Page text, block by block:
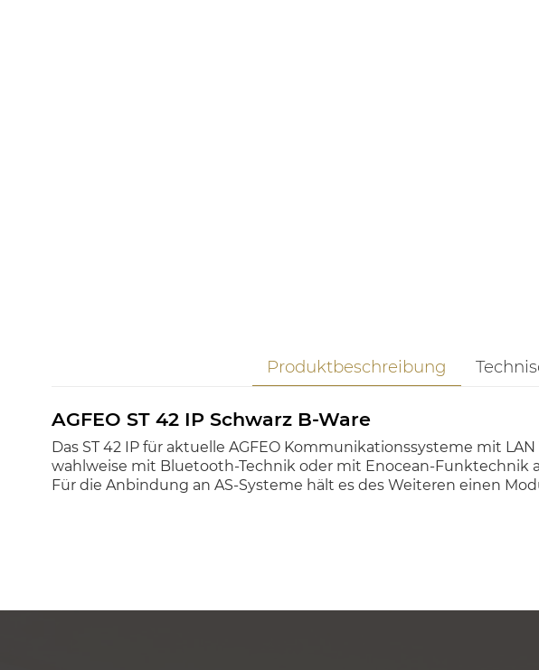
Produktbeschreibung
AGFEO ST 42 IP Schwarz B-Ware
Das ST 42 IP für aktuelle AGFEO Kommunikationssysteme mit
wahlweise mit Bluetooth-Technik oder mit Enocean-
Für die Anbindung an AS-Systeme hält es des Weiteren einen